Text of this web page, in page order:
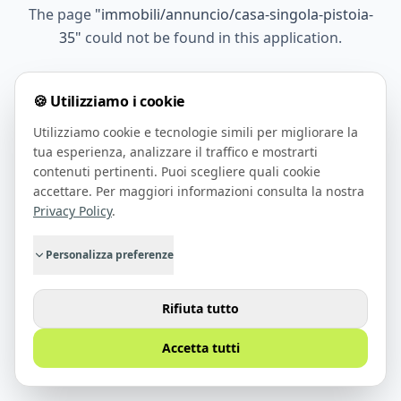
The page "immobili/annuncio/casa-singola-pistoia-
35" could not be found in this application.
Go Home
🍪 Utilizziamo i cookie
Utilizziamo cookie e tecnologie simili per migliorare la
tua esperienza, analizzare il traffico e mostrarti
contenuti pertinenti. Puoi scegliere quali cookie
accettare. Per maggiori informazioni consulta la nostra
Privacy Policy.
Personalizza preferenze
Rifiuta tutto
Accetta tutti